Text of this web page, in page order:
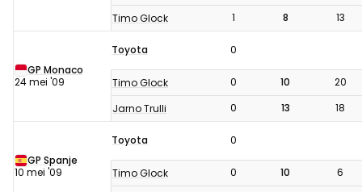
Timo Glock
1 8 13
GP Monaco
24 mei '09
Toyota 0
Timo Glock 0 10
20
Jarno Trulli
0 13 18
GP Spanje
10 mei '09
Toyota 0
Timo Glock 0 10
6